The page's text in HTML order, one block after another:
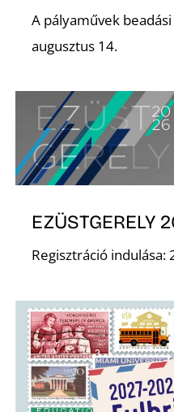
A pályaművek
augusztus 14.
EZÜSTGERELY
Regisztráció indulása: